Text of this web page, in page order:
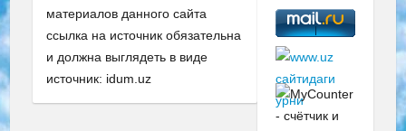
материалов данного сайта
ссылка на источник обязательна
и должна выглядеть в виде
источник: idum.uz